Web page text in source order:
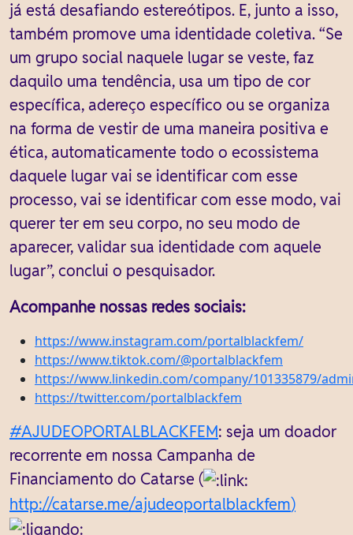
já está desafiando estereótipos. E, junto a isso,
também promove uma identidade coletiva. “Se
um grupo social naquele lugar se veste, faz
daquilo uma tendência, usa um tipo de cor
específica, adereço específico ou se organiza
na forma de vestir de uma maneira positiva e
ética, automaticamente todo o ecossistema
daquele lugar vai se identificar com esse
processo, vai se identificar com esse modo, vai
querer ter em seu corpo, no seu modo de
aparecer, validar sua identidade com aquele
lugar”, conclui o pesquisador.
Acompanhe nossas redes sociais:
https://www.instagram.com/portalblackfem/
https://www.tiktok.com/@portalblackfem
https://www.linkedin.com/company/101335879/
https://twitter.com/portalblackfem
#AJUDEOPORTALBLACKFEM: seja um doador
recorrente em nossa Campanha de
Financiamento do Catarse (
http://catarse.me/ajudeoportalblackfem)